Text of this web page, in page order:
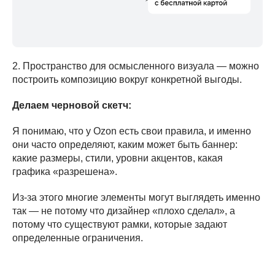
2. Пространство для осмысленного визуала — можно
построить композицию вокруг конкретной выгоды.
Делаем черновой скетч:
Я понимаю, что у Ozon есть свои правила, и именно
они часто определяют, каким может быть баннер:
какие размеры, стили, уровни акцентов, какая
графика «разрешена».
Из-за этого многие элементы могут выглядеть именно
так — не потому что дизайнер «плохо сделал», а
потому что существуют рамки, которые задают
определенные ограничения.